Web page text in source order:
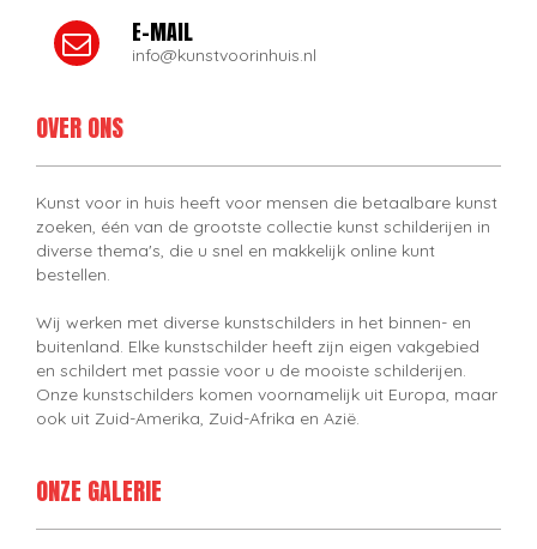
E-MAIL
info@kunstvoorinhuis.nl
OVER ONS
Kunst voor in huis heeft voor mensen die betaalbare kunst
zoeken, één van de grootste collectie kunst schilderijen in
diverse thema's, die u snel en makkelijk online kunt
bestellen.
Wij werken met diverse kunstschilders in het binnen- en
buitenland. Elke kunstschilder heeft zijn eigen vakgebied
en schildert met passie voor u de mooiste schilderijen.
Onze kunstschilders komen voornamelijk uit Europa, maar
ook uit Zuid-Amerika, Zuid-Afrika en Azië.
ONZE GALERIE